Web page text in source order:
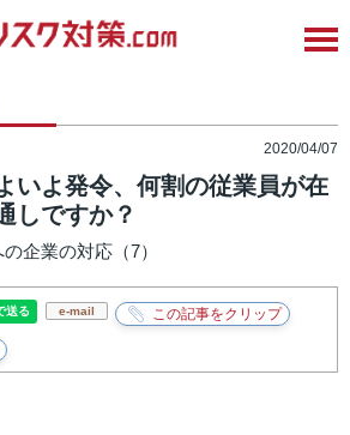
2020/04/07
いよ発令、何割の従業員が在
しですか？
企業の対応（7）
e-mail